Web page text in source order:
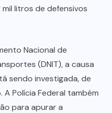
litros de defensivos
Nacional de
(DNIT), a causa
sendo investigada, de
Polícia Federal também
para apurar a